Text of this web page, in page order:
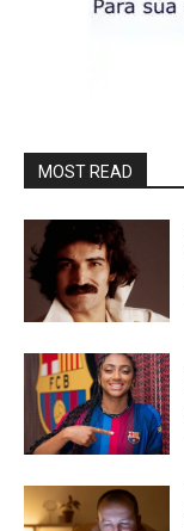
MOST READ